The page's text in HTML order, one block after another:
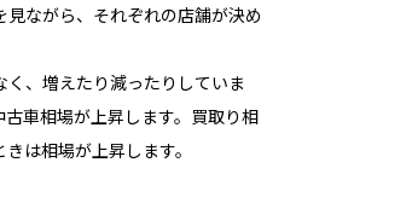
ながら、それぞれの店舗が決め
、増えたり減ったりしていま
車相場が上昇します。買取り相
は相場が上昇します。